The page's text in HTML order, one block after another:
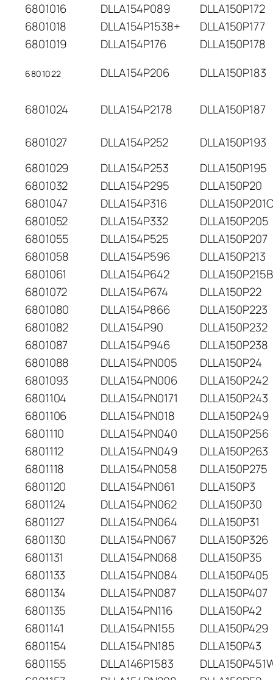
6801016
DLLA154P089
DLLA150P172
6801018
DLLA154P1538+
DLLA150P177
6801019
DLLA154P176 DLLA150P178
6801022 DLLA154P206 DLLA150P183
6801024 DLLA154P2178 DLLA150P187
6801027 DLLA154P252
DLLA150P193
6801029
DLLA154P253
DLLA150P195
6801032
DLLA154P295
DLLA150P20
6801047
DLLA154P316
6801052
DLLA154P332
DLLA150P205
6801055
DLLA154P525
DLLA150P207
6801058
DLLA154P596
DLLA150P213
6801061
DLLA154P642
6801072
DLLA154P674
DLLA150P22
6801080
DLLA154P866
DLLA150P223
6801082
DLLA154P90
DLLA150P232
6801087
DLLA154P946
DLLA150P238
6801088
DLLA154PN005
DLLA150P24
6801093
DLLA154PN006
DLLA150P242
6801104
DLLA154PN0171
DLLA150P243
6801106
DLLA154PN018
DLLA150P249
6801110
DLLA154PN040
DLLA150P256
6801112
DLLA154PN049
DLLA150P263
6801118
DLLA154PN058
DLLA150P275
6801120
DLLA154PN061
DLLA150P3
6801124
DLLA154PN062
DLLA150P30
6801127
DLLA154PN064
DLLA150P31
6801130
DLLA154PN067
DLLA150P326
6801131
DLLA154PN068
DLLA150P35
6801133
DLLA154PN084
DLLA150P405
6801134
DLLA154PN087
DLLA150P407
6801135
DLLA154PN116
DLLA150P42
6801141
DLLA154PN155
DLLA150P429
6801154
DLLA154PN185
DLLA150P43
6801155
DLLA146P1583